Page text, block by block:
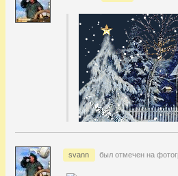
svann был отмечен на